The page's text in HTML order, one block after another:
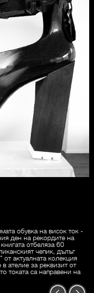
обувка на висок ток -
ден на рекордите на
отбеляза 60
чепик, дълъг
актуалната колекция
ателие за реквизит от
токата са направени на